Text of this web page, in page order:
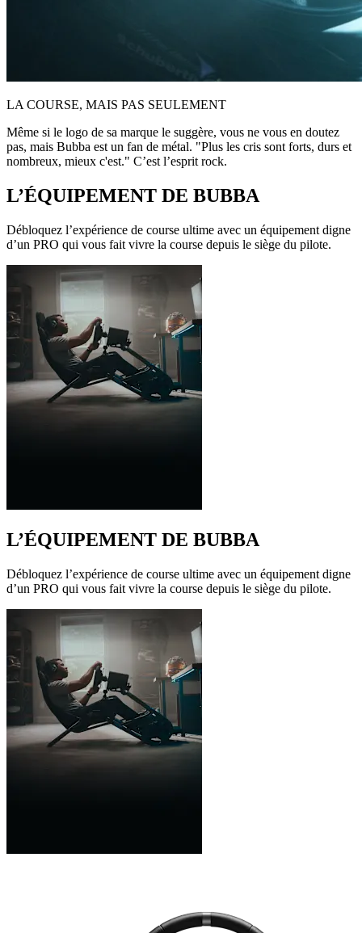
LA COURSE, MAIS PAS SEULEMENT
Même si le logo de sa marque le suggère, vous ne vous en doutez
pas, mais Bubba est un fan de métal. "Plus les cris sont forts, durs et
nombreux, mieux c'est." C’est l’esprit rock.
L’ÉQUIPEMENT DE BUBBA
Débloquez l’expérience de course ultime avec un équipement digne
d’un PRO qui vous fait vivre la course depuis le siège du pilote.
L’ÉQUIPEMENT DE BUBBA
Débloquez l’expérience de course ultime avec un équipement digne
d’un PRO qui vous fait vivre la course depuis le siège du pilote.